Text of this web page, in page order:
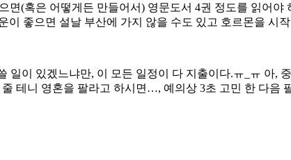
면(혹은 어떻게든 만들어서) 영문도서 4권 정도를 읽어
좋으면 설날 부산에 가지 않을 수도 있고 호르몬을 시
이 있겠느냐만, 이 모든 일정이 다 지출이다.ㅠ_ㅠ 아,
테니 영혼을 팔라고 하시면…, 예의상 3초 고민 한 다음